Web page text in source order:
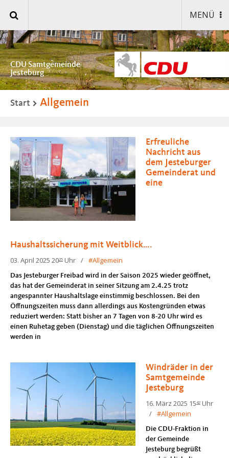
MENÜ
CDU Samtgemeinde
Jesteburg
Start Allgemein
Erfreuliche
Nachricht aus
dem Jesteburger
Gemeinderat und
eine
Haushaltssicherung mit Weitblick….
03. April 2025 2025 Uhr Allgemein
Das Jesteburger Freibad wird in der Saison 2025 wieder geöffnet,
das hat der Gemeinderat in seiner Sitzung am 2.4.25 trotz
angespannter Haushaltslage einstimmig beschlossen. Bei den
Öffnungszeiten muss dann allerdings aus Kostengründen etwas
reduziert werden: Statt bisher an 7 Tagen von 8-20 Uhr wird es
einen Ruhetag geben (Dienstag) und die täglichen Öffnungszeiten
werden in
Windräder in der
Samtgemeinde
Jesteburg
16. März 2025 1542Uhr
Allgemein
Die CDU-Fraktion in
der Gemeinde
Jesteburg begrüßt